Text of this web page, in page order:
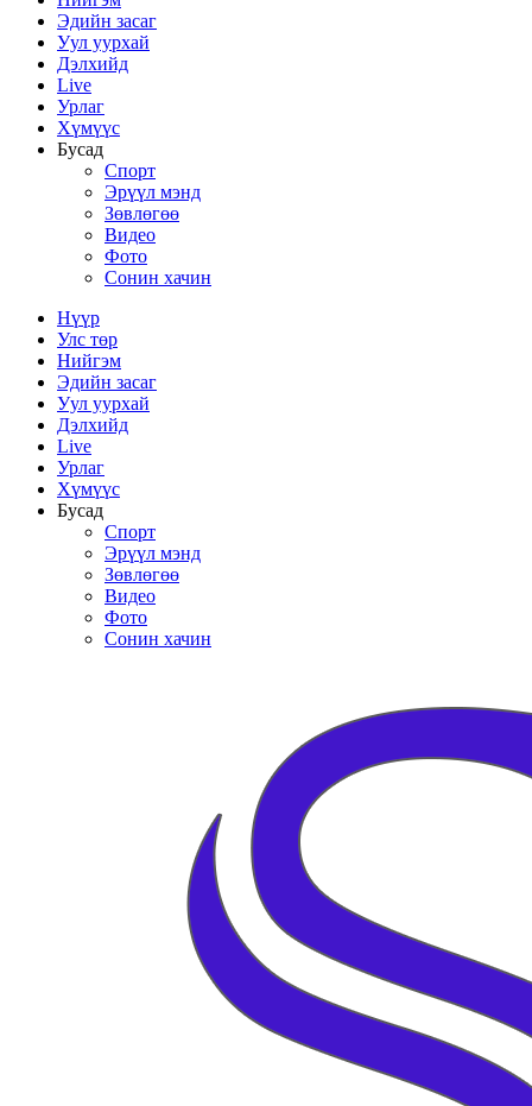
Эдийн засаг
Уул уурхай
Дэлхийд
Live
Урлаг
Хүмүүс
Бусад
Спорт
Эрүүл мэнд
Зөвлөгөө
Видео
Фото
Сонин хачин
Нүүр
Улс төр
Нийгэм
Эдийн засаг
Уул уурхай
Дэлхийд
Live
Урлаг
Хүмүүс
Бусад
Спорт
Эрүүл мэнд
Зөвлөгөө
Видео
Фото
Сонин хачин